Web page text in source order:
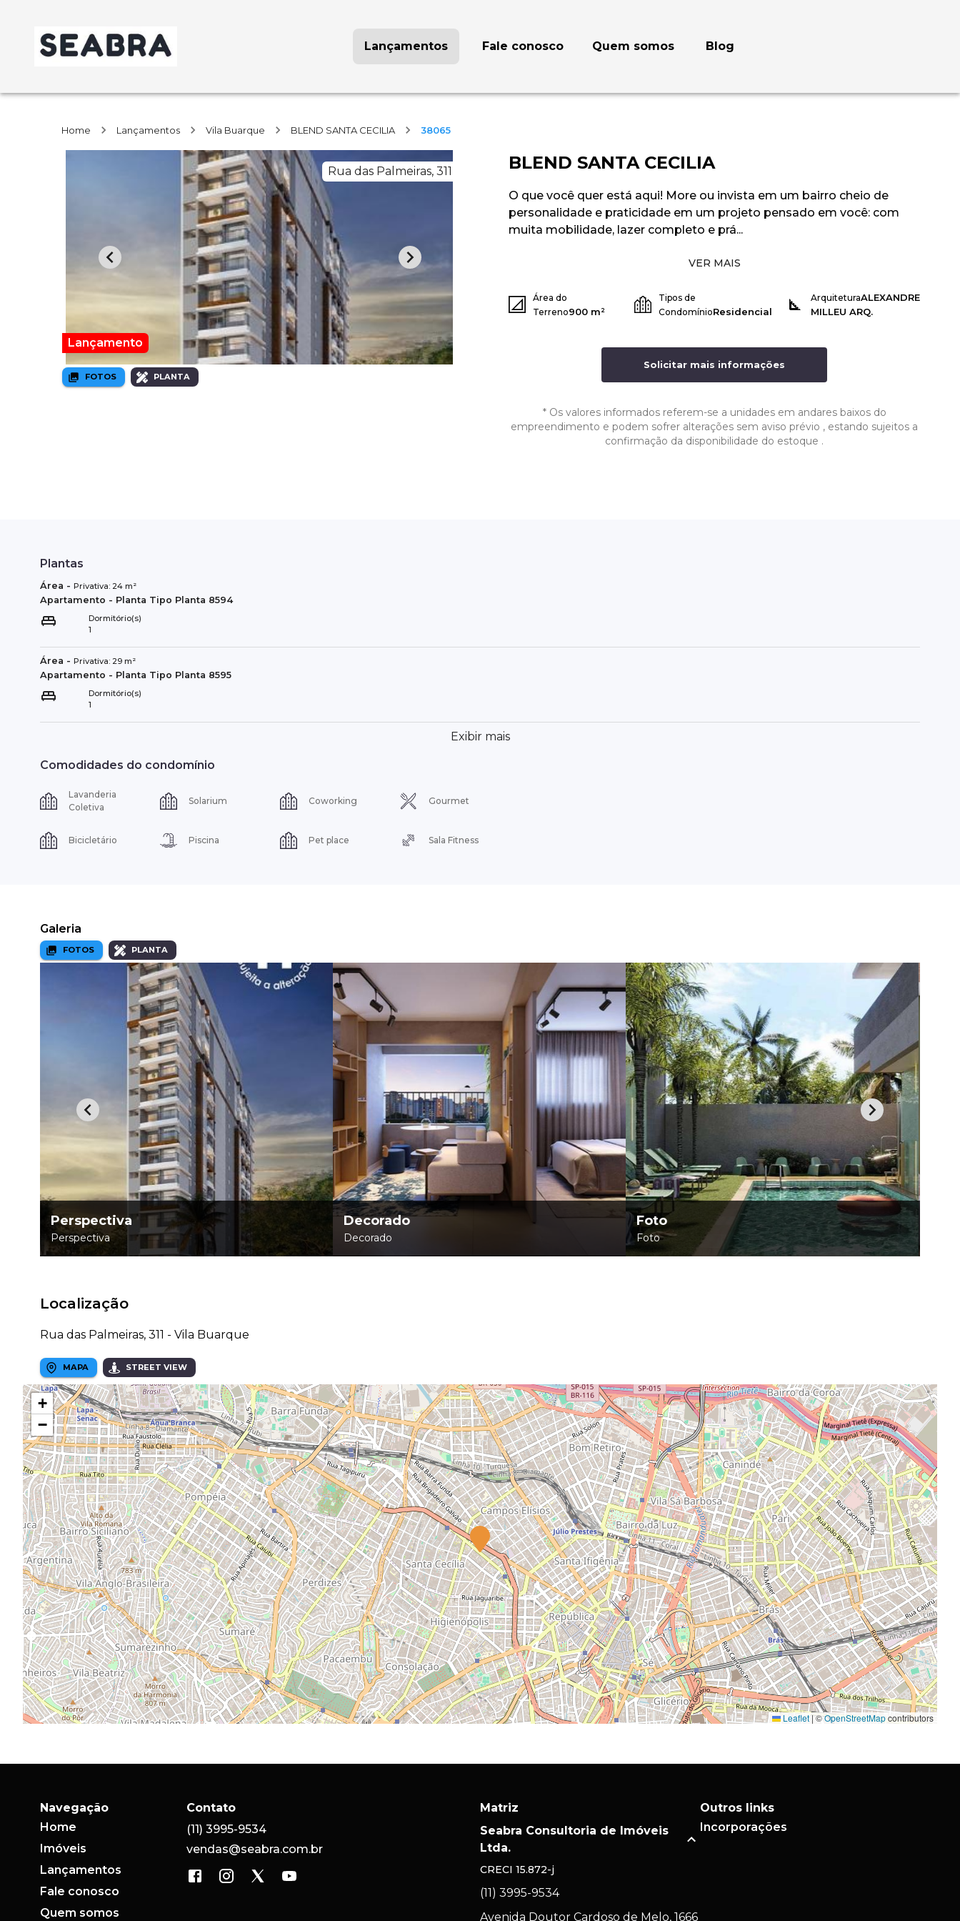
Lançamentos Fale conosco Quem somos Blog
Home Lançamentos Vila Buarque BLEND SANTA CECILIA 38065
FOTOS PLANTA
Rua das Palmeiras, 311
Lançamento
BLEND SANTA CECILIA
O que você quer está aqui! More ou invista em um bairro cheio de
personalidade e praticidade em um projeto pensado em você: com
muita mobilidade, lazer completo e prá...
VER MAIS
Área do
Terreno900 m²
Tipos de
CondomínioResidencial
ArquiteturaALEXANDRE
MILLEU ARQ.
Solicitar mais informações
* Os valores informados referem-se a unidades em andares baixos do
empreendimento e podem sofrer alterações sem aviso prévio , estando sujeitos a
confirmação da disponibilidade do estoque .
Plantas
Área - Privativa: 24 m²
Apartamento - Planta Tipo Planta 8594
Dormitório(s)
1
Área - Privativa: 29 m²
Apartamento - Planta Tipo Planta 8595
Dormitório(s)
1
Exibir mais
Comodidades do condomínio
Lavanderia
Coletiva
Solarium Coworking Gourmet
Bicicletário Piscina Pet place Sala Fitness
Galeria
FOTOS PLANTA
Perspectiva
Perspectiva
Decorado
Decorado
Foto
Foto
Localização
Rua das Palmeiras, 311 - Vila Buarque
MAPA STREET VIEW
+
−
Leaflet|©OpenStreetMapcontributors
Navegação
Home
Imóveis
Lançamentos
Fale conosco
Quem somos
Contato
(11) 3995-9534
vendas@seabra.com.br
Matriz
Seabra Consultoria de Imóveis
Ltda.
CRECI 15.872-j
(11) 3995-9534
Avenida Doutor Cardoso de Melo, 1666
Outros links
Incorporações